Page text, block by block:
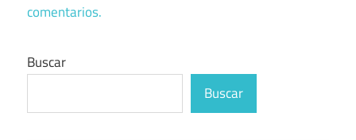
comentarios.
Buscar
Buscar